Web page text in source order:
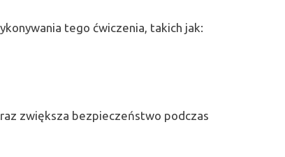
tego ćwiczenia, takich jak:
zwiększa bezpieczeństwo podczas